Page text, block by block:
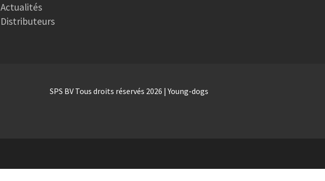
Actualités
Distributeurs
SPS BV Tous droits réservés 2026 | Young-dogs